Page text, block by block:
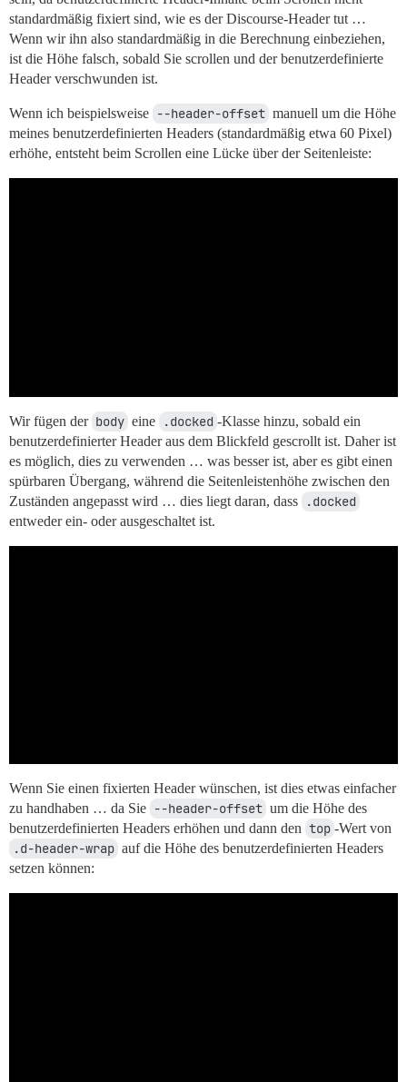
standardmäßig fixiert sind, wie es der Discourse-Header tut …
Wenn wir ihn also standardmäßig in die Berechnung einbeziehen,
ist die Höhe falsch, sobald Sie scrollen und der benutzerdefinierte
Header verschwunden ist.
Wenn ich beispielsweise --header-offset manuell um die Höhe
meines benutzerdefinierten Headers (standardmäßig etwa 60 Pixel)
erhöhe, entsteht beim Scrollen eine Lücke über der Seitenleiste:
Wir fügen der body eine .docked -Klasse hinzu, sobald ein
benutzerdefinierter Header aus dem Blickfeld gescrollt ist. Daher ist
es möglich, dies zu verwenden … was besser ist, aber es gibt einen
spürbaren Übergang, während die Seitenleistenhöhe zwischen den
Zuständen angepasst wird … dies liegt daran, dass
.docked
entweder ein- oder ausgeschaltet ist.
Wenn Sie einen fixierten Header wünschen, ist dies etwas einfacher
zu handhaben … da Sie --header-offset um die Höhe des
benutzerdefinierten Headers erhöhen und dann den top -Wert von
.d-header-wrap auf die Höhe des benutzerdefinierten Headers
setzen können: